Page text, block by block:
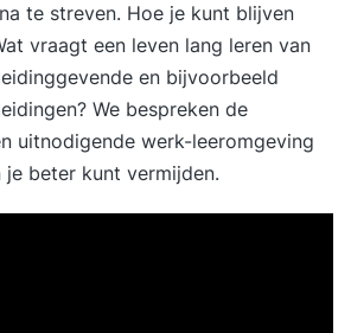
te streven. Hoe je kunt blijven
vraagt een leven lang leren van
en bijvoorbeeld
We bespreken de
uitnodigende werk-leeromgeving
beter kunt vermijden.